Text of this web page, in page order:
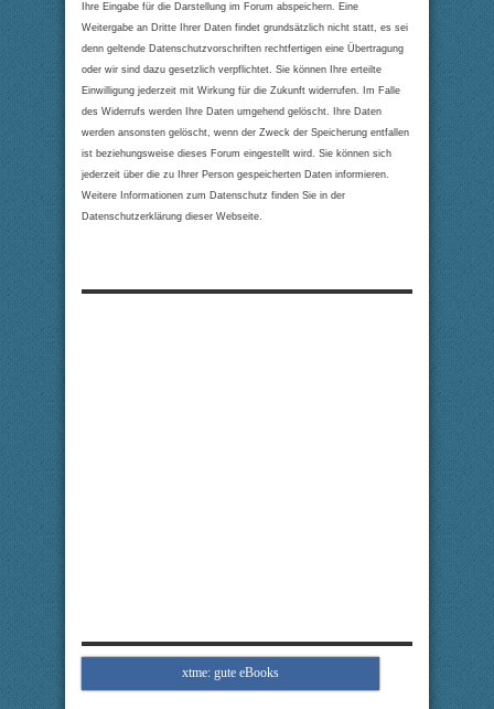
Ihre Eingabe für die Darstellung im Forum abspeichern. Eine
Weitergabe an Dritte Ihrer Daten findet grundsätzlich nicht statt, es sei
denn geltende Datenschutzvorschriften rechtfertigen eine Übertragung
oder wir sind dazu gesetzlich verpflichtet. Sie können Ihre erteilte
Einwilligung jederzeit mit Wirkung für die Zukunft widerrufen. Im Falle
des Widerrufs werden Ihre Daten umgehend gelöscht. Ihre Daten
werden ansonsten gelöscht, wenn der Zweck der Speicherung entfallen
ist beziehungsweise dieses Forum eingestellt wird. Sie können sich
jederzeit über die zu Ihrer Person gespeicherten Daten informieren.
Weitere Informationen zum Datenschutz finden Sie in der
Datenschutzerklärung dieser Webseite.
xtme: gute eBooks